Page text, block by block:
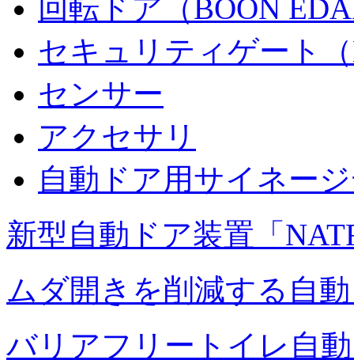
回転ドア（BOON
セキュリティゲート
センサー
アクセサリ
自動ドア用サイネー
新型自動ドア装置「
ムダ開きを削減する自
バリアフリートイレ自